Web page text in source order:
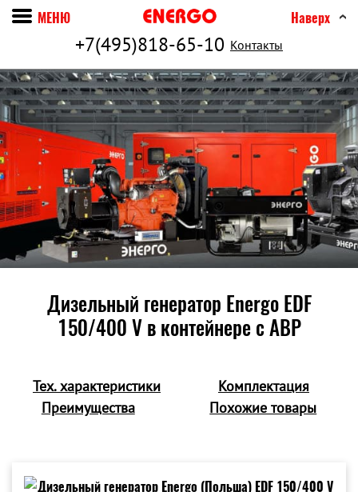
+7(495)818-65-10 Контакты
МЕНЮ Наверх
Дизельный генератор Energo EDF
150/400 V в контейнере c АВР
Тех. характеристики
Комплектация
Преимущества
Похожие товары